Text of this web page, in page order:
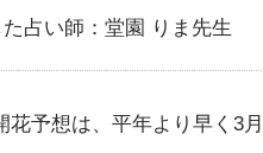
占い師：堂園 りま先生
花予想は、平年より早く3